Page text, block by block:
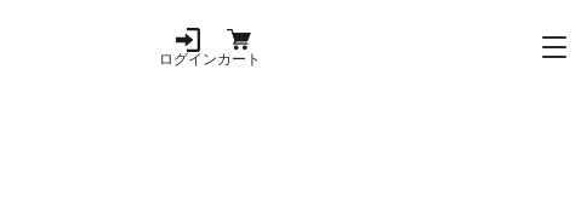
ログインカート